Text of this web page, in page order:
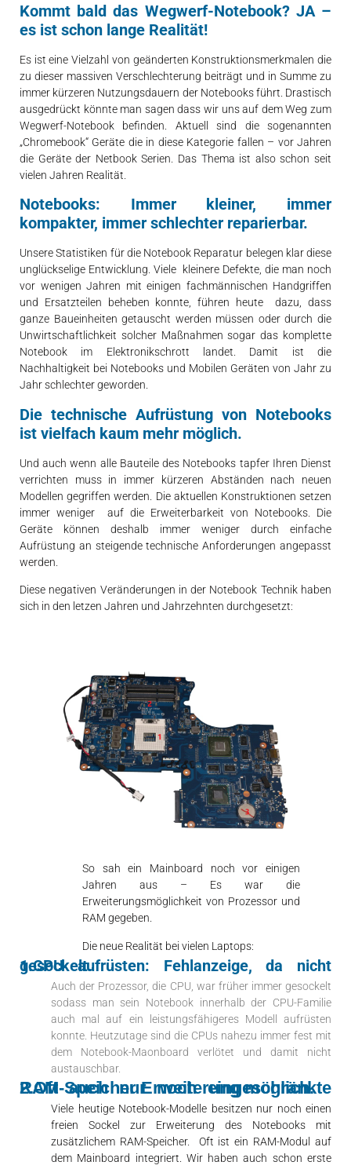
Kommt bald das Wegwerf-Notebook? JA –
es ist schon lange Realität!
Es ist eine Vielzahl von geänderten Konstruktionsmerkmalen die
zu dieser massiven Verschlechterung beiträgt und in Summe zu
immer kürzeren Nutzungsdauern der Notebooks führt. Drastisch
ausgedrückt könnte man sagen dass wir uns auf dem Weg zum
Wegwerf-Notebook befinden. Aktuell sind die sogenannten
„Chromebook“ Geräte die in diese Kategorie fallen – vor Jahren
die Geräte der Netbook Serien. Das Thema ist also schon seit
vielen Jahren Realität.
Notebooks: Immer kleiner, immer
kompakter, immer schlechter reparierbar.
Unsere Statistiken für die Notebook Reparatur belegen klar diese
unglückselige Entwicklung. Viele kleinere Defekte, die man noch
vor wenigen Jahren mit einigen fachmännischen Handgriffen
und Ersatzteilen beheben konnte, führen heute dazu, dass
ganze Baueinheiten getauscht werden müssen oder durch die
Unwirtschaftlichkeit solcher Maßnahmen sogar das komplette
Notebook im Elektronikschrott landet. Damit ist die
Nachhaltigkeit bei Notebooks und Mobilen Geräten von Jahr zu
Jahr schlechter geworden.
Die technische Aufrüstung von Notebooks
ist vielfach kaum mehr möglich.
Und auch wenn alle Bauteile des Notebooks tapfer Ihren Dienst
verrichten muss in immer kürzeren Abständen nach neuen
Modellen gegriffen werden. Die aktuellen Konstruktionen setzen
immer weniger auf die Erweiterbarkeit von Notebooks. Die
Geräte können deshalb immer weniger durch einfache
Aufrüstung an steigende technische Anforderungen angepasst
werden.
Diese negativen Veränderungen in der Notebook Technik haben
sich in den letzen Jahren und Jahrzehnten durchgesetzt:
So sah ein Mainboard noch vor einigen
Jahren aus – Es war die
Erweiterungsmöglichkeit von Prozessor und
RAM gegeben.
Die neue Realität bei vielen Laptops:
1.CPU aufrüsten: Fehlanzeige, da nicht gesockelt.
Auch der Prozessor, die CPU, war früher immer gesockelt
sodass man sein Notebook innerhalb der CPU-Familie
auch mal auf ein leistungsfähigeres Modell aufrüsten
konnte. Heutzutage sind die CPUs nahezu immer fest mit
dem Notebook-Maonboard verlötet und damit nicht
austauschbar.
2.Oft auch nur noch eingeschränkte RAM-Speicher Erweiterung möglich.
Viele heutige Notebook-Modelle besitzen nur noch einen
freien Sockel zur Erweiterung des Notebooks mit
zusätzlichem RAM-Speicher. Oft ist ein RAM-Modul auf
dem Mainboard integriert. Wir haben auch schon erste